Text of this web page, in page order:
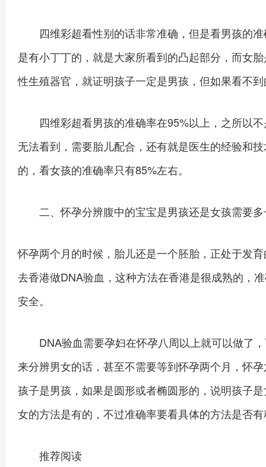
四维彩超看性别的话非常准确，但是看男孩的准
是有小丁丁的，就是大家所看到的凸起部分，而女
性生殖器官，就证明孩子一定是男孩，但如果看不
四维彩超看男孩的准确率在95%以上，之所以不
无法看到，需要胎儿配合，还有就是医生的经验和
的，看女孩的准确率只有85%左右。
二、怀孕分辨腹中的宝宝是男孩还是女孩需要多
怀孕两个月的时候，胎儿还是一个胚胎，正处于发
去香港做DNA验血，这种方法在香港是很成熟的，
安全。
DNA验血需要孕妇在怀孕八周以上就可以做了，
来分辨男女的话，甚至不需要等到怀孕两个月，怀
孩子是男孩，如果是圆形或者椭圆形的，说明孩子
女的方法是有的，不过准确率要看具体的方法是否
推荐阅读